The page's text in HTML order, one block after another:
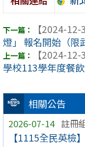
相關公告
2026-07-14 註冊
【1115全民英檢
【2024-12-
燈」 報名開始（限
【2024-12-
學校113學年度餐